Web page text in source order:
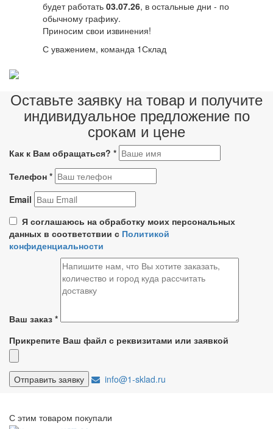
будет работать 03.07.26, в остальные дни - по
обычному графику.
Приносим свои извинения!
С уважением, команда 1Склад
Оставьте заявку на товар и получите
индивидуальное предложение по
срокам и цене
Как к Вам обращаться? *
Телефон *
Email
Я соглашаюсь на обработку моих персональных
данных в соответствии с Политикой
конфиденциальности
Ваш заказ *
Прикрепите Ваш файл с реквизитами или заявкой
info@1-sklad.ru
С этим товаром покупали